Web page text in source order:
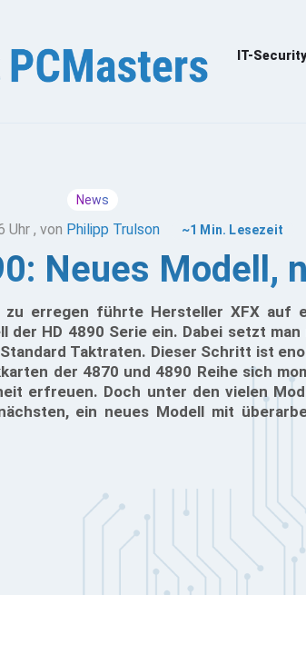
IT-Security
News
Uhr , von Philipp Trulson ~1 Min. Lesezeit
Neues Modell,
erregen führte Hersteller XFX auf
der HD 4890 Serie ein. Dabei setzt
Taktraten. Dieser Schritt ist
der 4870 und 4890 Reihe sich
erfreuen. Doch unter den vielen
ein neues Modell mit